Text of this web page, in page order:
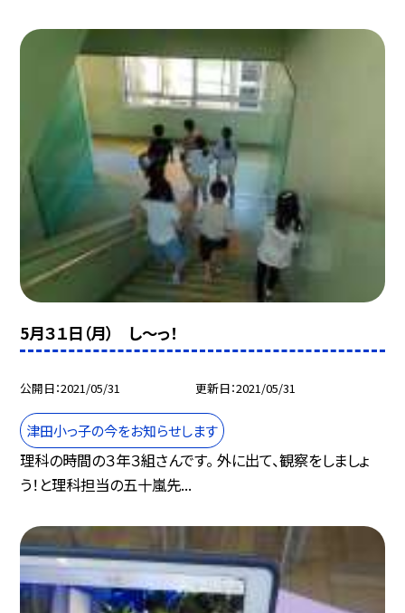
5月３１日（月） し〜っ！
公開日 2021/05/31 更新日 2021/05/31
津田小っ子の今をお知らせします
理科の時間の３年３組さんです。 外に出て、観察をしましょ
う！と理科担当の五十嵐先...